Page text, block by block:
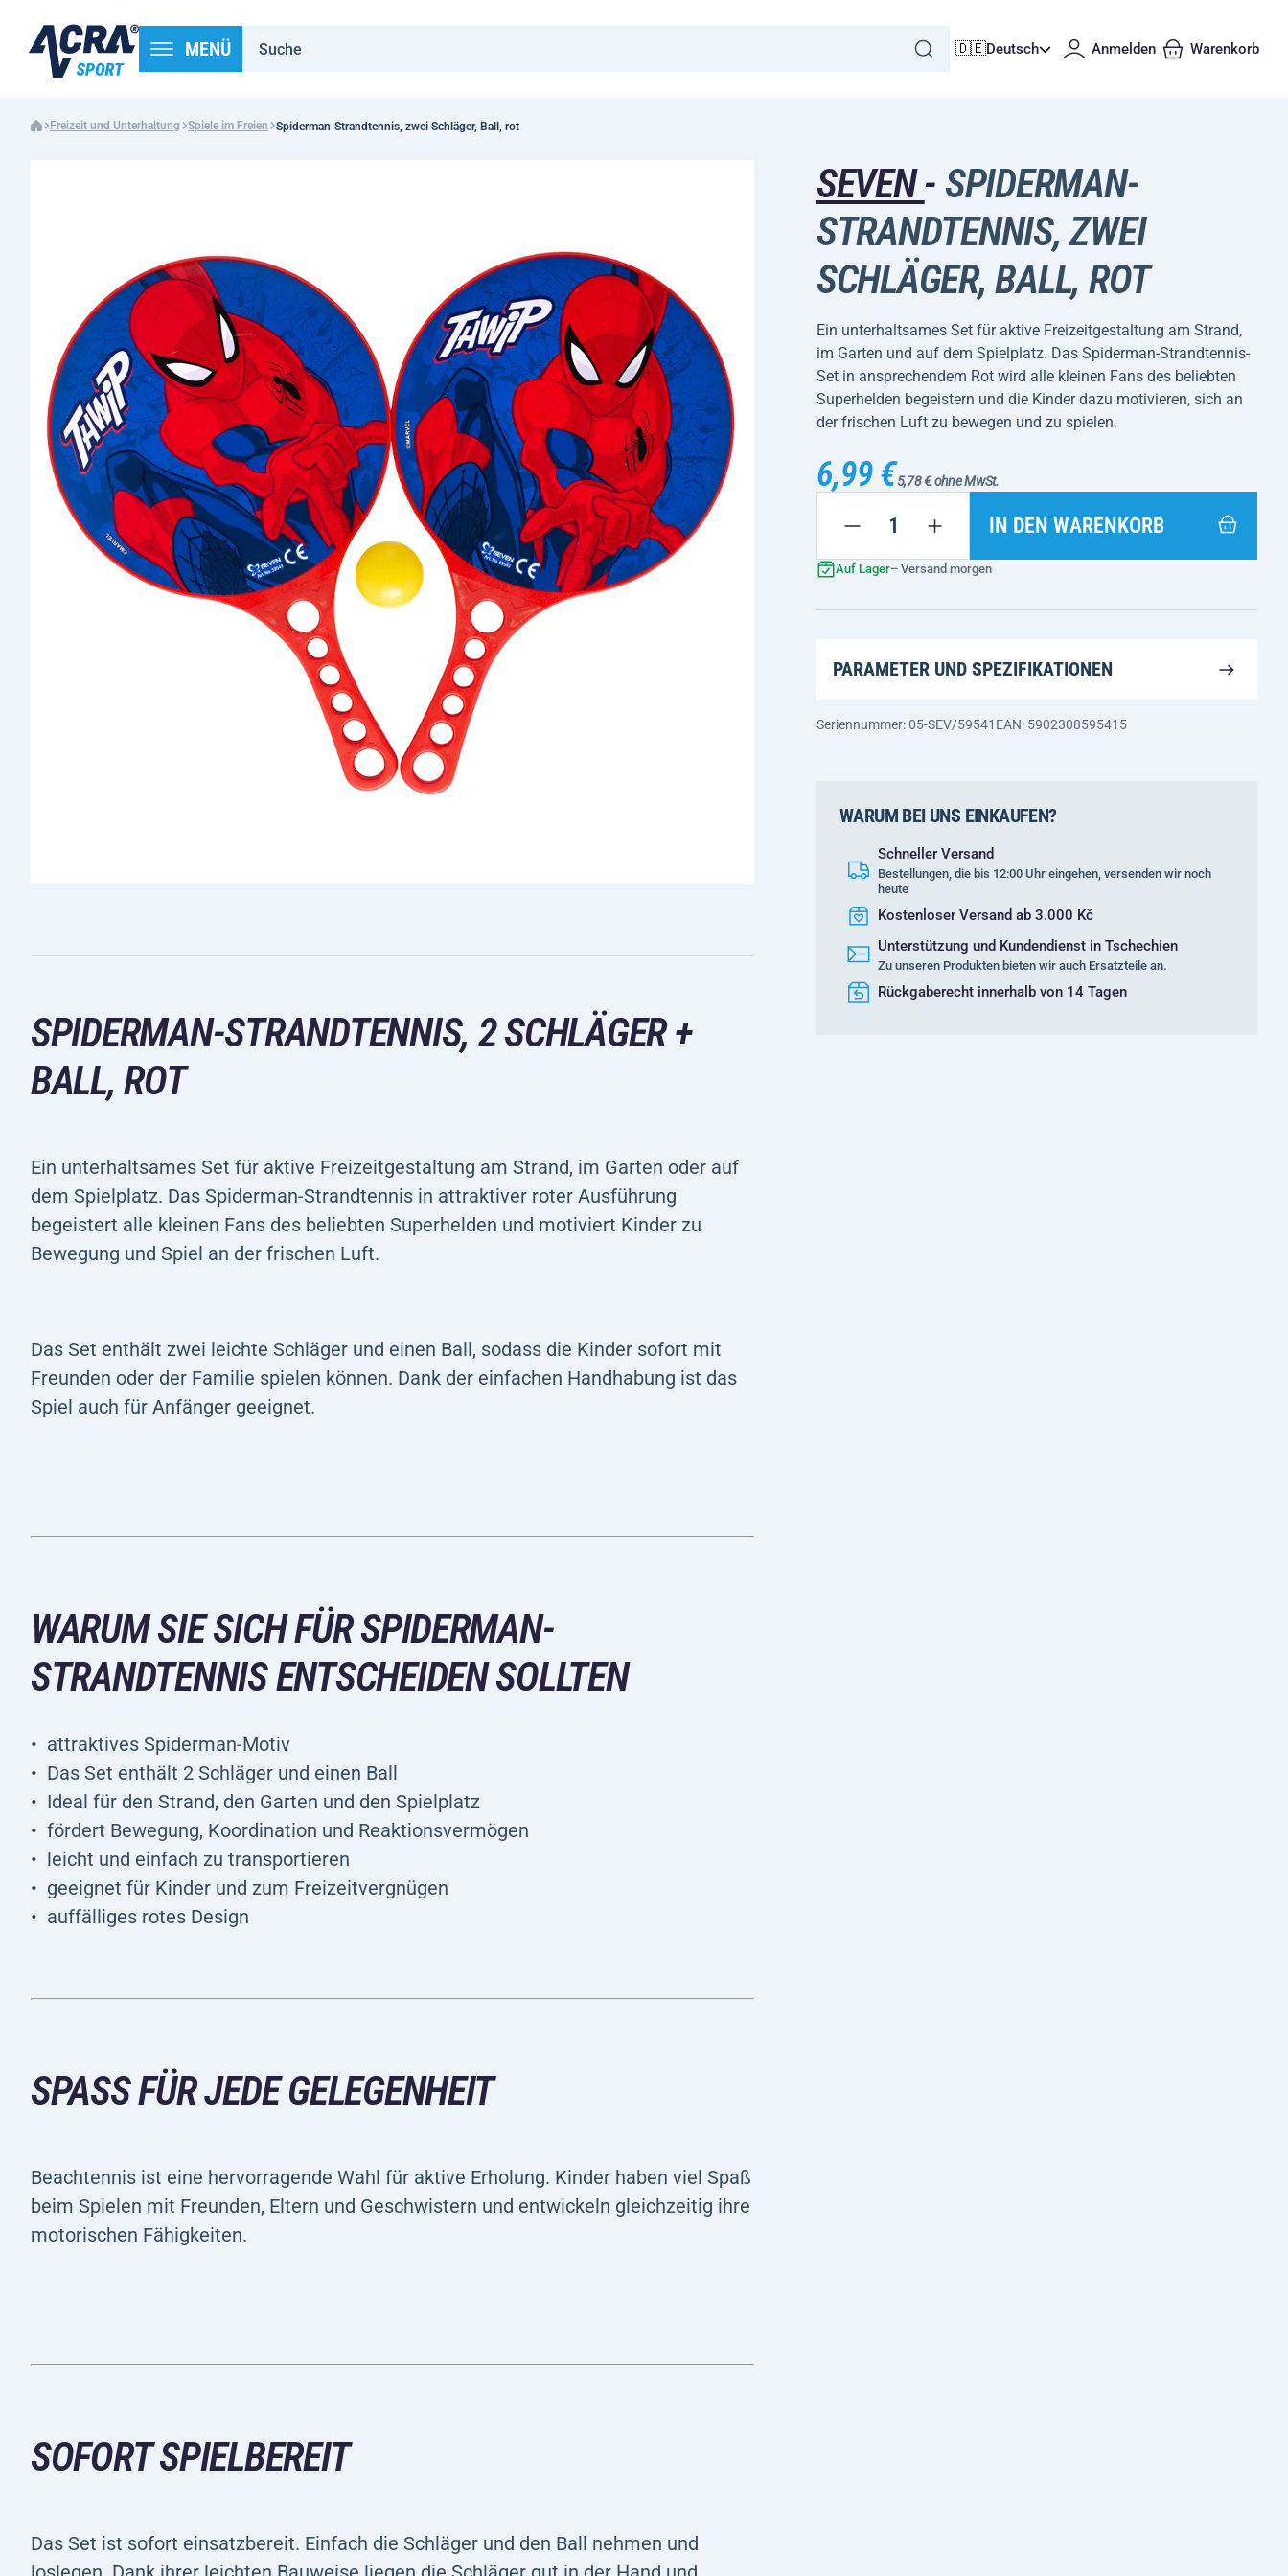
MENÜ 🇩🇪Deutsch Anmelden Warenkorb
Freizeit und Unterhaltung Spiele im Freien Spiderman-Strandtennis, zwei Schläger, Ball, rot
SEVEN- SPIDERMAN-
STRANDTENNIS, ZWEI
SCHLÄGER, BALL, ROT
Ein unterhaltsames Set für aktive Freizeitgestaltung am Strand,
im Garten und auf dem Spielplatz. Das Spiderman-Strandtennis-
Set in ansprechendem Rot wird alle kleinen Fans des beliebten
Superhelden begeistern und die Kinder dazu motivieren, sich an
der frischen Luft zu bewegen und zu spielen.
6,99 €5,78 € ohne MwSt.
IN DEN WARENKORB
Auf Lager– Versand morgen
PARAMETER UND SPEZIFIKATIONEN
Seriennummer: 05-SEV/59541 EAN: 5902308595415
WARUM BEI UNS EINKAUFEN?
Schneller Versand
Bestellungen, die bis 12:00 Uhr eingehen, versenden wir noch
heute
Kostenloser Versand ab 3.000 Kč
Unterstützung und Kundendienst in Tschechien
Zu unseren Produkten bieten wir auch Ersatzteile an.
Rückgaberecht innerhalb von 14 Tagen
SPIDERMAN-STRANDTENNIS, 2 SCHLÄGER +
BALL, ROT
Ein unterhaltsames Set für aktive Freizeitgestaltung am Strand, im Garten oder auf
dem Spielplatz. Das Spiderman-Strandtennis in attraktiver roter Ausführung
begeistert alle kleinen Fans des beliebten Superhelden und motiviert Kinder zu
Bewegung und Spiel an der frischen Luft.
Das Set enthält zwei leichte Schläger und einen Ball, sodass die Kinder sofort mit
Freunden oder der Familie spielen können. Dank der einfachen Handhabung ist das
Spiel auch für Anfänger geeignet.
WARUM SIE SICH FÜR SPIDERMAN-
STRANDTENNIS ENTSCHEIDEN SOLLTEN
attraktives Spiderman-Motiv
Das Set enthält 2 Schläger und einen Ball
Ideal für den Strand, den Garten und den Spielplatz
fördert Bewegung, Koordination und Reaktionsvermögen
leicht und einfach zu transportieren
geeignet für Kinder und zum Freizeitvergnügen
auffälliges rotes Design
SPASS FÜR JEDE GELEGENHEIT
Beachtennis ist eine hervorragende Wahl für aktive Erholung. Kinder haben viel Spaß
beim Spielen mit Freunden, Eltern und Geschwistern und entwickeln gleichzeitig ihre
motorischen Fähigkeiten.
SOFORT SPIELBEREIT
Das Set ist sofort einsatzbereit. Einfach die Schläger und den Ball nehmen und